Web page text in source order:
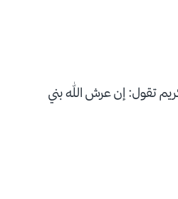
تقول: إن عرش الله بني